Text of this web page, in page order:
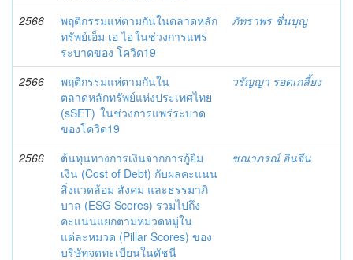
2566
พฤติกรรมแห่ตามกันในตลาดหลัก
ทรัพย์เอ็ม เอ ไอ ในช่วงการแพร่
ระบาดของ โควิด19
ภัทราพร ชื่นบุญ
2566
พฤติกรรมแห่ตามกันใน
ตลาดหลักทรัพย์แห่งประเทศไทย
(sSET) ในช่วงการแพร่ระบาด
ของโควิด19
วรัญญา รอดเกลี้ยง
2566
ต้นทุนทางการเงินจากการกู้ยืม
เงิน (Cost of Debt) กับผลคะแนน
สิ่งแวดล้อม สังคม และธรรมาภิ
บาล (ESG Scores) รวมไปถึง
คะแนนแยกตามหมวดหมู่ใน
แต่ละหมวด (Pillar Scores) ของ
บริษัทจดทะเบียนในดัชนี
ชณาภรณ์ อินจีน